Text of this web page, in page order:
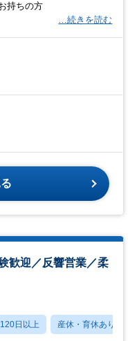
持ちの方
…続きを読む
歓迎／反響営業／柔
日以上 産休・育休あり